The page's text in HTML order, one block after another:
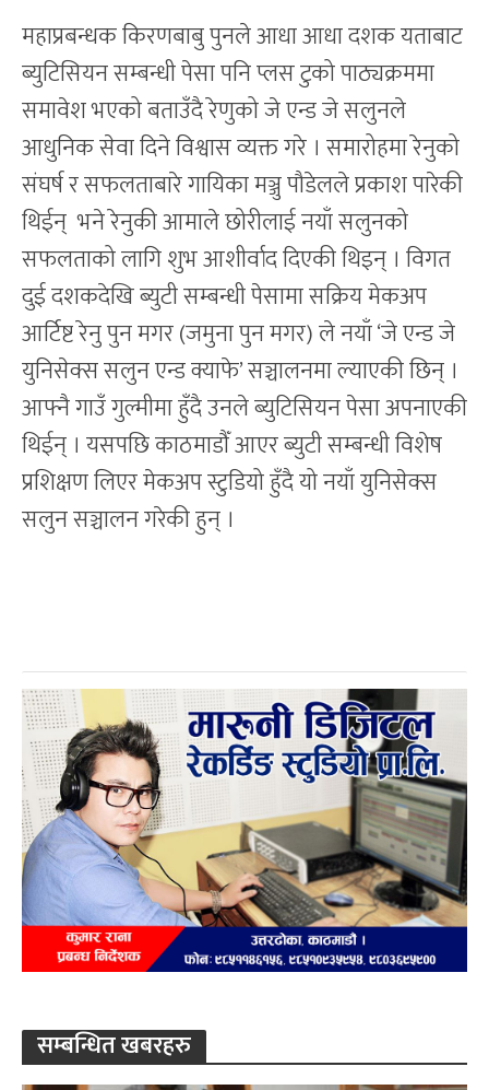
महाप्रबन्धक किरणबाबु पुनले आधा आधा दशक यताबाट
ब्युटिसियन सम्बन्धी पेसा पनि प्लस टुको पाठ्यक्रममा
समावेश भएको बताउँदै रेणुको जे एन्ड जे सलुनले
आधुनिक सेवा दिने विश्वास व्यक्त गरे । समारोहमा रेनुको
संघर्ष र सफलताबारे गायिका मञ्जु पौडेलले प्रकाश पारेकी
थिईन् भने रेनुकी आमाले छोरीलाई नयाँ सलुनको
सफलताको लागि शुभ आशीर्वाद दिएकी थिइन् । विगत
दुई दशकदेखि ब्युटी सम्बन्धी पेसामा सक्रिय मेकअप
आर्टिष्ट रेनु पुन मगर (जमुना पुन मगर) ले नयाँ ‘जे एन्ड जे
युनिसेक्स सलुन एन्ड क्याफे’ सञ्चालनमा ल्याएकी छिन् ।
आफ्नै गाउँ गुल्मीमा हुँदै उनले ब्युटिसियन पेसा अपनाएकी
थिईन् । यसपछि काठमाडौँ आएर ब्युटी सम्बन्धी विशेष
प्रशिक्षण लिएर मेकअप स्टुडियो हुँदै यो नयाँ युनिसेक्स
सलुन सञ्चालन गरेकी हुन् ।
सम्बन्धित खबरहरु